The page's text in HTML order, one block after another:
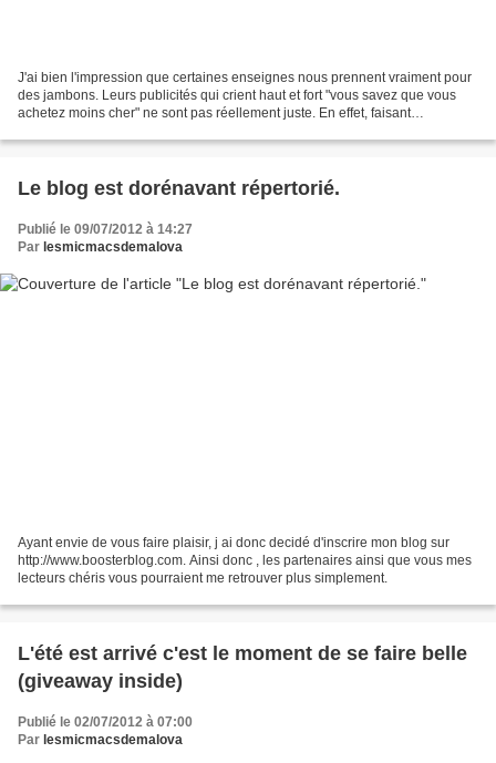
J'ai bien l'impression que certaines enseignes nous prennent vraiment pour
des jambons. Leurs publicités qui crient haut et fort "vous savez que vous
achetez moins cher" ne sont pas réellement juste. En effet, faisant
Le blog est dorénavant répertorié.
Publié le 09/07/2012 à 14:27
Par lesmicmacsdemalova
Ayant envie de vous faire plaisir, j ai donc decidé d'inscrire mon blog sur
http://www.boosterblog.com. Ainsi donc , les partenaires ainsi que vous mes
lecteurs chéris vous pourraient me retrouver plus simplement.
L'été est arrivé c'est le moment de se faire belle
(giveaway inside)
Publié le 02/07/2012 à 07:00
Par lesmicmacsdemalova